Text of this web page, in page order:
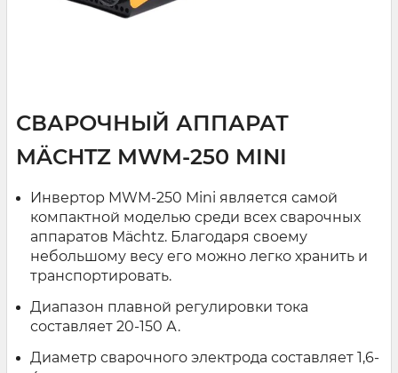
СВАРОЧНЫЙ АППАРАТ
MÄCHTZ MWM-250 MINI
Инвертор MWM-250 Mini является самой
компактной моделью среди всех сварочных
аппаратов Mächtz. Благодаря своему
небольшому весу его можно легко хранить и
транспортировать.
Диапазон плавной регулировки тока
составляет 20-150 А.
Диаметр сварочного электрода составляет 1,6-